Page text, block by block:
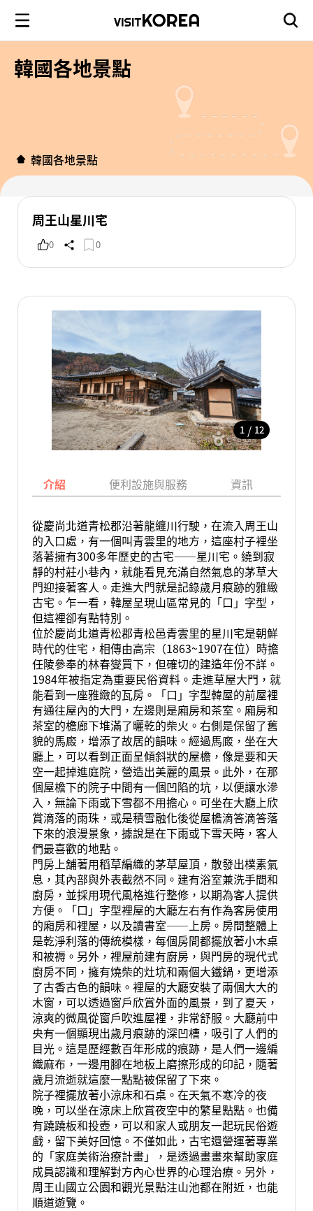
韓國各地景點
韓國各地景點
周王山星川宅
0 0
1 / 12
介紹 便利設施與服務 資訊
從慶尚北道青松郡沿著龍纏川行駛，在流入周王山
的入口處，有一個叫青雲里的地方，這座村子裡坐
落著擁有300多年歷史的古宅——星川宅。繞到寂
靜的村莊小巷內，就能看見充滿自然氣息的茅草大
門迎接著客人。走進大門就是記錄歲月痕跡的雅緻
古宅。乍一看，韓屋呈現山區常見的「口」字型，
但這裡卻有點特別。
位於慶尚北道青松郡青松邑青雲里的星川宅是朝鮮
時代的住宅，相傳由高宗（1863~1907在位）時擔
任陵參奉的林春燮買下，但確切的建造年份不詳。
1984年被指定為重要民俗資料。走進草屋大門，就
能看到一座雅緻的瓦房。「口」字型韓屋的前屋裡
有通往屋內的大門，左邊則是廂房和茶室。廂房和
茶室的檐廊下堆滿了曬乾的柴火。右側是保留了舊
貌的馬廄，增添了故居的韻味。經過馬廄，坐在大
廳上，可以看到正面呈傾斜狀的屋檐，像是要和天
空一起掉進庭院，營造出美麗的風景。此外，在那
個屋檐下的院子中間有一個凹陷的坑，以便讓水滲
入，無論下雨或下雪都不用擔心。可坐在大廳上欣
賞滴落的雨珠，或是積雪融化後從屋檐滴答滴答落
下來的浪漫景象，據說是在下雨或下雪天時，客人
們最喜歡的地點。
門房上舖著用稻草編織的茅草屋頂，散發出樸素氣
息，其內部與外表截然不同。建有浴室兼洗手間和
廚房，並採用現代風格進行整修，以期為客人提供
方便。「口」字型裡屋的大廳左右有作為客房使用
的廂房和裡屋，以及讀書室——上房。房間整體上
是乾淨利落的傳統模樣，每個房間都擺放著小木桌
和被褥。另外，裡屋前建有廚房，與門房的現代式
廚房不同，擁有燒柴的灶坑和兩個大鐵鍋，更增添
了古香古色的韻味。裡屋的大廳安裝了兩個大大的
木窗，可以透過窗戶欣賞外面的風景，到了夏天，
涼爽的微風從窗戶吹進屋裡，非常舒服。大廳前中
央有一個顯現出歲月痕跡的深凹槽，吸引了人們的
目光。這是歷經數百年形成的痕跡，是人們一邊編
織麻布，一邊用腳在地板上磨擦形成的印記，隨著
歲月流逝就這麼一點點被保留了下來。
院子裡擺放著小涼床和石桌。在天氣不寒冷的夜
晚，可以坐在涼床上欣賞夜空中的繁星點點。也備
有蹺蹺板和投壺，可以和家人或朋友一起玩民俗遊
戲，留下美好回憶。不僅如此，古宅還營運著專業
的「家庭美術治療計畫」，是透過畫畫來幫助家庭
成員認識和理解對方內心世界的心理治療。另外，
周王山國立公園和觀光景點注山池都在附近，也能
順道遊覽。